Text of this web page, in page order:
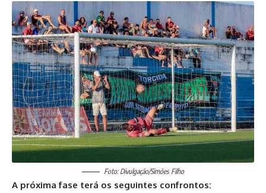
Foto: Divulgação/Simões Filho
A próxima fase terá os seguintes confrontos: